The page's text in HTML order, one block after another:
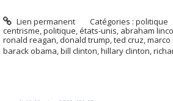
Lien permanent Catégories :politique
centrisme,politique,états-unis, abraham
ronald reagan, donald trump,ted cruz,marco
barack obama,bill clinton,hillary clinton,